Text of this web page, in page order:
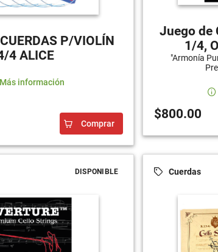
P/VIOLÍN
4 ALICE
Más información
Comprar
Juego de
1/4,
"Armonía
$800.00
DISPONIBLE Cuerdas